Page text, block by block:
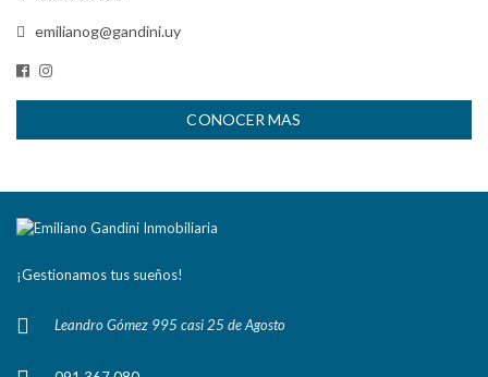
emilianog@gandini.uy
CONOCER MAS
¡Gestionamos tus sueños!
Leandro Gómez 995 casi 25 de Agosto